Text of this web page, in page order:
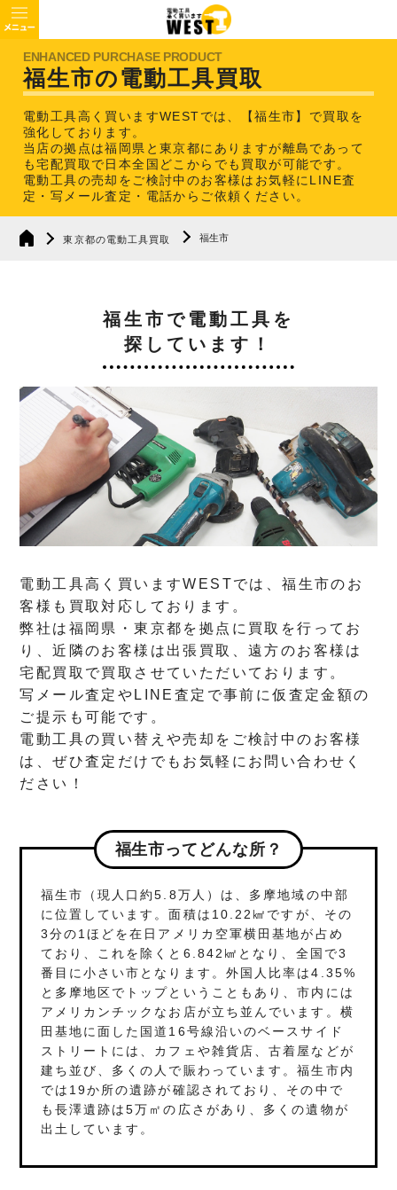
福生市の電動工具買取
電動工具高く買いますWESTでは、【福生市】で買取を
強化しております。
当店の拠点は福岡県と東京都にありますが離島であって
も宅配買取で日本全国どこからでも買取が可能です。
電動工具の売却をご検討中のお客様はお気軽にLINE査
定・写メール査定・電話からご依頼ください。
東京都の電動工具買取 福生市
福生市で電動工具を
探しています！
電動工具高く買いますWESTでは、福生市のお
客様も買取対応しております。
弊社は福岡県・東京都を拠点に買取を行ってお
り、近隣のお客様は出張買取、遠方のお客様は
宅配買取で買取させていただいております。
写メール査定やLINE査定で事前に仮査定金額の
ご提示も可能です。
電動工具の買い替えや売却をご検討中のお客様
は、ぜひ査定だけでもお気軽にお問い合わせく
ださい！
福生市ってどんな所？
福生市（現人口約5.8万人）は、多摩地域の中部
に位置しています。面積は10.22㎢ですが、その
3分の1ほどを在日アメリカ空軍横田基地が占め
ており、これを除くと6.842㎢となり、全国で3
番目に小さい市となります。外国人比率は4.35%
と多摩地区でトップということもあり、市内には
アメリカンチックなお店が立ち並んでいます。横
田基地に面した国道16号線沿いのベースサイド
ストリートには、カフェや雑貨店、古着屋などが
建ち並び、多くの人で賑わっています。福生市内
では19か所の遺跡が確認されており、その中で
も長澤遺跡は5万㎡の広さがあり、多くの遺物が
出土しています。